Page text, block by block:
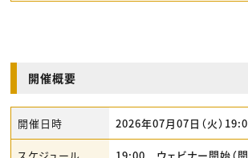
開催概要
開催日時 2026年07月07日（火）